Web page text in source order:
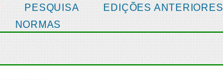
PESQUISA
EDIÇÕES ANTERIORES
NORMAS